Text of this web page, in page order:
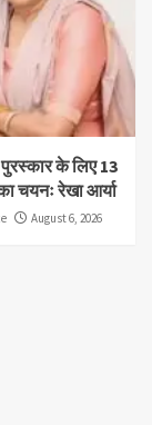
के लिए 13
चयनः रेखा आर्या
August 6, 2026